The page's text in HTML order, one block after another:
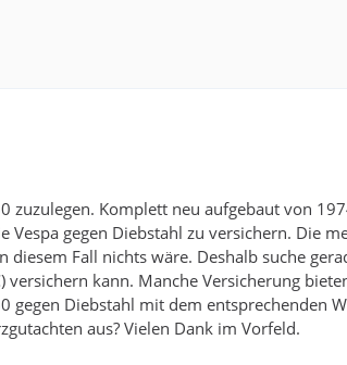
zuzulegen. Komplett neu aufgebaut von
gegen Diebstahl zu versichern. Die
diesem Fall nichts wäre. Deshalb suche
versichern kann. Manche Versicherung
gegen Diebstahl mit dem entsprechenden
aus? Vielen Dank im Vorfeld.